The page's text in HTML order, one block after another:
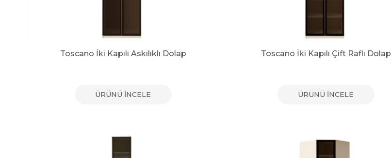
Toscano İki Kapılı Askılıklı Dolap
ÜRÜNÜ İNCELE
Toscano İki Kapılı Çift Raflı Dolap
ÜRÜNÜ İNCELE